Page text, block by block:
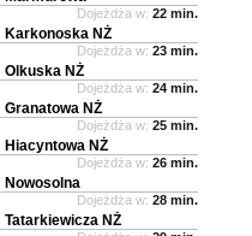
Dojeżdża w: 22 min.
Karkonoska NŻ
Dojeżdża w: 23 min.
Olkuska NŻ
Dojeżdża w: 24 min.
Granatowa NŻ
Dojeżdża w: 25 min.
Hiacyntowa NŻ
Dojeżdża w: 26 min.
Nowosolna
Dojeżdża w: 28 min.
Tatarkiewicza NŻ